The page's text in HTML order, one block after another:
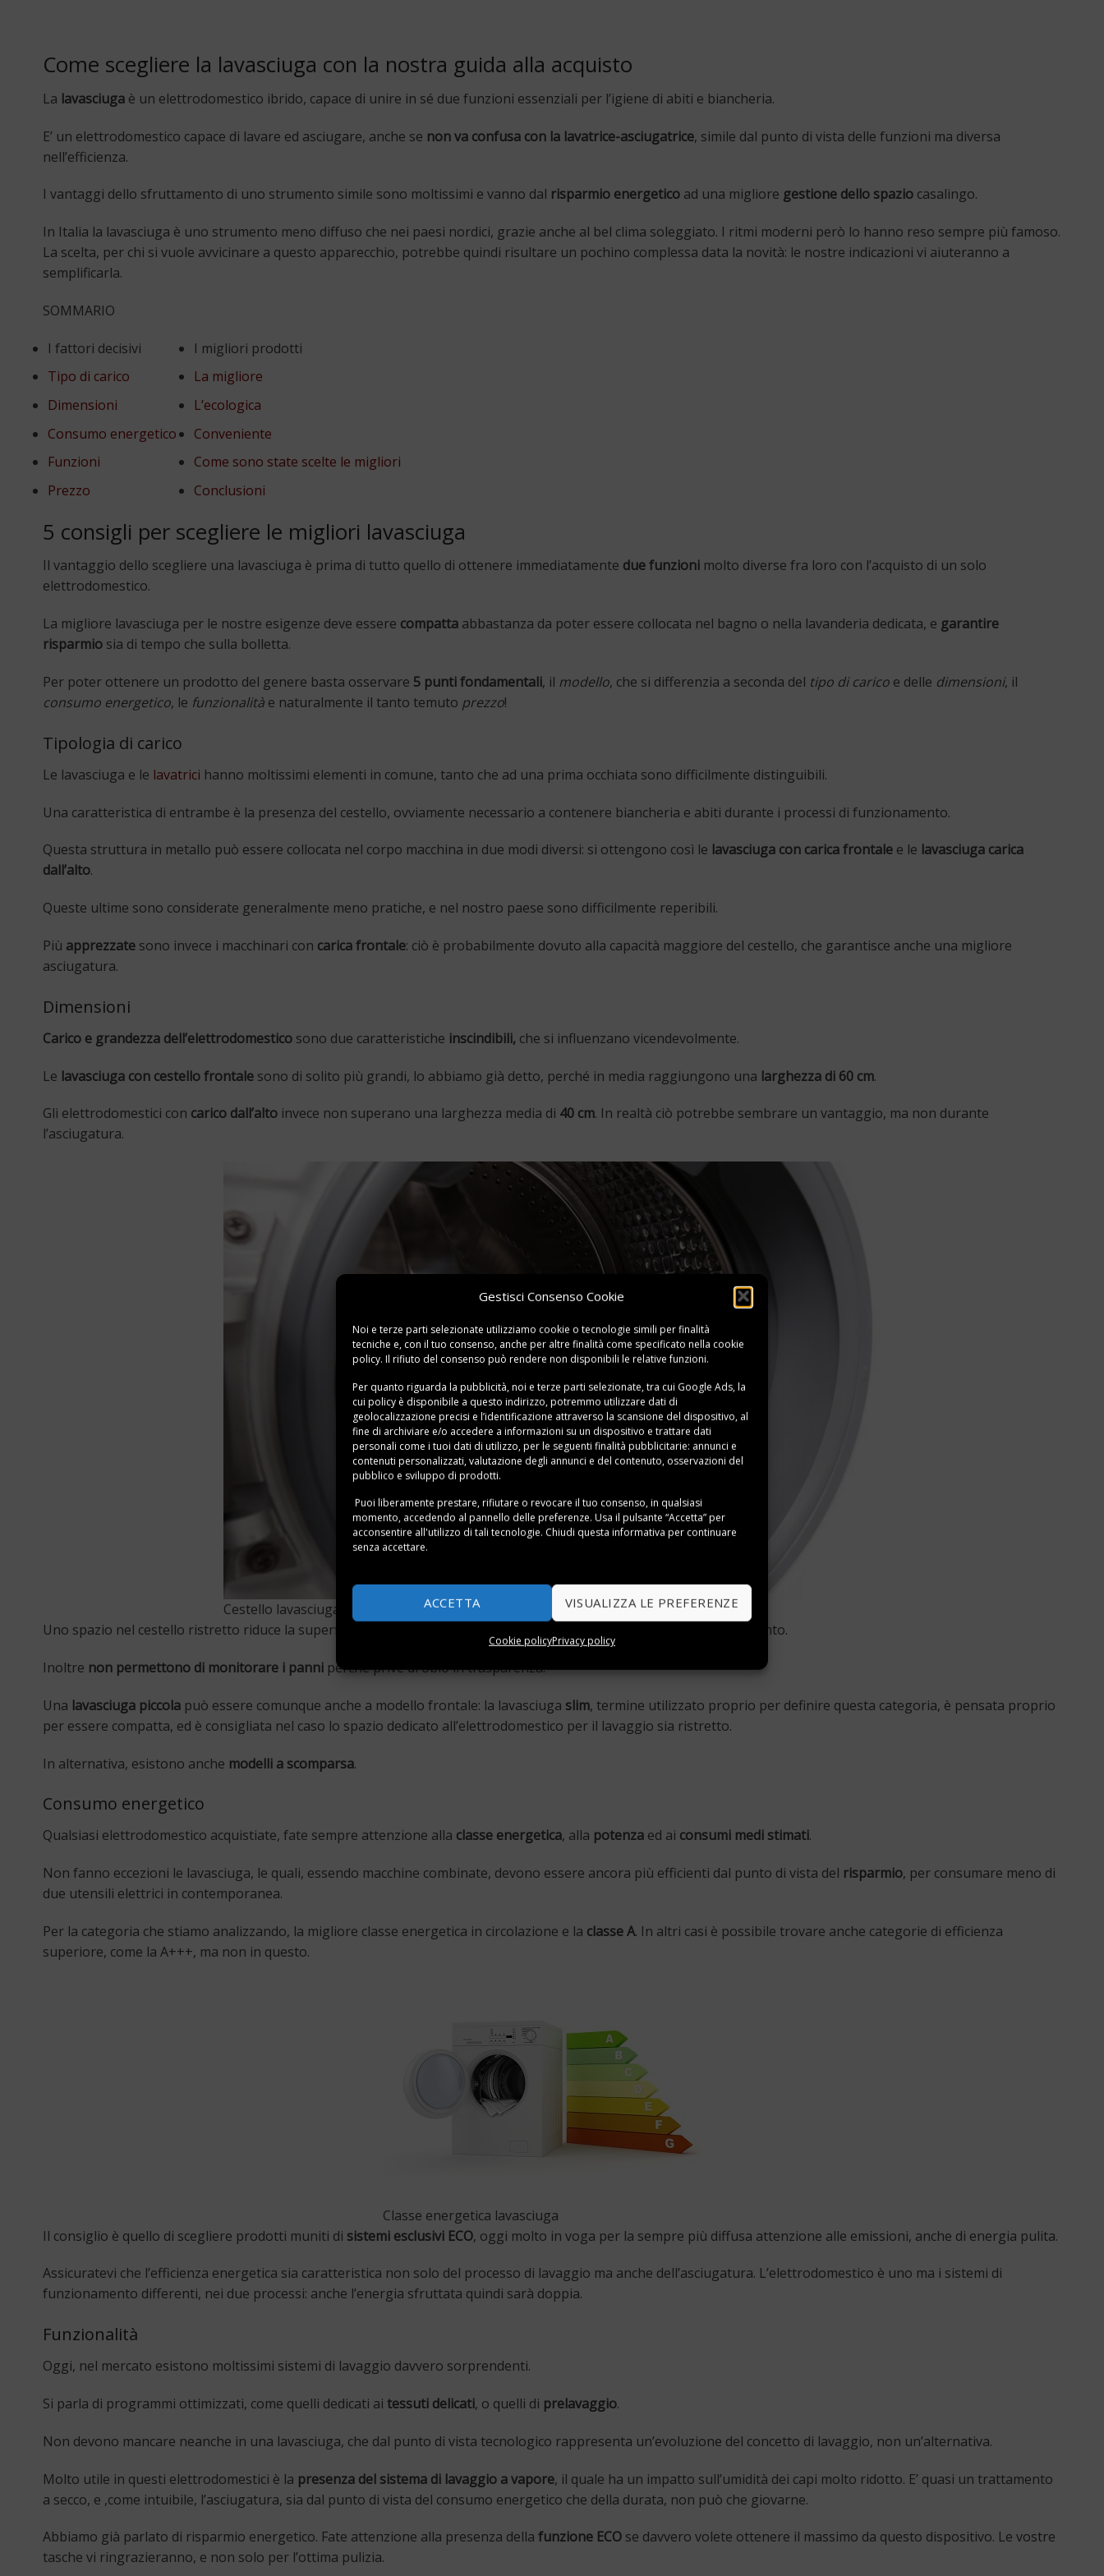
Gestisci Consenso Cookie
Noi e terze parti selezionate utilizziamo cookie o tecnologie simili per finalità
tecniche e, con il tuo consenso, anche per altre finalità come specificato nella cookie
policy. Il rifiuto del consenso può rendere non disponibili le relative funzioni.
Per quanto riguarda la pubblicità, noi e terze parti selezionate, tra cui Google Ads, la
cui policy è disponibile a questo indirizzo, potremmo utilizzare dati di
geolocalizzazione precisi e l’identificazione attraverso la scansione del dispositivo, al
fine di archiviare e/o accedere a informazioni su un dispositivo e trattare dati
personali come i tuoi dati di utilizzo, per le seguenti finalità pubblicitarie: annunci e
contenuti personalizzati, valutazione degli annunci e del contenuto, osservazioni del
pubblico e sviluppo di prodotti.
Puoi liberamente prestare, rifiutare o revocare il tuo consenso, in qualsiasi
momento, accedendo al pannello delle preferenze. Usa il pulsante “Accetta” per
acconsentire all'utilizzo di tali tecnologie. Chiudi questa informativa per continuare
senza accettare.
ACCETTA VISUALIZZA LE PREFERENZE
Cookie policyPrivacy policy
Come scegliere la lavasciuga con la nostra guida alla acquisto
La lavasciuga è un elettrodomestico ibrido, capace di unire in sé due funzioni essenziali per l’igiene di abiti e biancheria.
E’ un elettrodomestico capace di lavare ed asciugare, anche se non va confusa con la lavatrice-asciugatrice, simile dal punto di vista delle funzioni ma diversa
nell’efficienza.
I vantaggi dello sfruttamento di uno strumento simile sono moltissimi e vanno dal risparmio energetico ad una migliore gestione dello spazio casalingo.
In Italia la lavasciuga è uno strumento meno diffuso che nei paesi nordici, grazie anche al bel clima soleggiato. I ritmi moderni però lo hanno reso sempre più famoso.
La scelta, per chi si vuole avvicinare a questo apparecchio, potrebbe quindi risultare un pochino complessa data la novità: le nostre indicazioni vi aiuteranno a
semplificarla.
SOMMARIO
I fattori decisivi
Tipo di carico
Dimensioni
Consumo energetico
Funzioni
Prezzo
I migliori prodotti
La migliore
L’ecologica
Conveniente
Come sono state scelte le migliori
Conclusioni
5 consigli per scegliere le migliori lavasciuga
Il vantaggio dello scegliere una lavasciuga è prima di tutto quello di ottenere immediatamente due funzioni molto diverse fra loro con l’acquisto di un solo
elettrodomestico.
La migliore lavasciuga per le nostre esigenze deve essere compatta abbastanza da poter essere collocata nel bagno o nella lavanderia dedicata, e garantire
risparmio sia di tempo che sulla bolletta.
Per poter ottenere un prodotto del genere basta osservare 5 punti fondamentali, il modello, che si differenzia a seconda del tipo di carico e delle dimensioni, il
consumo energetico, le funzionalità e naturalmente il tanto temuto prezzo!
Tipologia di carico
Le lavasciuga e le lavatrici hanno moltissimi elementi in comune, tanto che ad una prima occhiata sono difficilmente distinguibili.
Una caratteristica di entrambe è la presenza del cestello, ovviamente necessario a contenere biancheria e abiti durante i processi di funzionamento.
Questa struttura in metallo può essere collocata nel corpo macchina in due modi diversi: si ottengono così le lavasciuga con carica frontale e le lavasciuga carica
dall’alto.
Queste ultime sono considerate generalmente meno pratiche, e nel nostro paese sono difficilmente reperibili.
Più apprezzate sono invece i macchinari con carica frontale: ciò è probabilmente dovuto alla capacità maggiore del cestello, che garantisce anche una migliore
asciugatura.
Dimensioni
Carico e grandezza dell’elettrodomestico sono due caratteristiche inscindibili, che si influenzano vicendevolmente.
Le lavasciuga con cestello frontale sono di solito più grandi, lo abbiamo già detto, perché in media raggiungono una larghezza di 60 cm.
Gli elettrodomestici con carico dall’alto invece non superano una larghezza media di 40 cm. In realtà ciò potrebbe sembrare un vantaggio, ma non durante
l’asciugatura.
Cestello lavasciuga
Uno spazio nel cestello ristretto riduce la superficie dei tessuti a contatto con l’aria e rallenta i processi di rinfrescamento.
Inoltre non permettono di monitorare i panni perché prive di oblò in trasparenza.
Una lavasciuga piccola può essere comunque anche a modello frontale: la lavasciuga slim, termine utilizzato proprio per definire questa categoria, è pensata proprio
per essere compatta, ed è consigliata nel caso lo spazio dedicato all’elettrodomestico per il lavaggio sia ristretto.
In alternativa, esistono anche modelli a scomparsa.
Consumo energetico
Qualsiasi elettrodomestico acquistiate, fate sempre attenzione alla classe energetica, alla potenza ed ai consumi medi stimati.
Non fanno eccezioni le lavasciuga, le quali, essendo macchine combinate, devono essere ancora più efficienti dal punto di vista del risparmio, per consumare meno di
due utensili elettrici in contemporanea.
Per la categoria che stiamo analizzando, la migliore classe energetica in circolazione e la classe A. In altri casi è possibile trovare anche categorie di efficienza
superiore, come la A+++, ma non in questo.
Classe energetica lavasciuga
Il consiglio è quello di scegliere prodotti muniti di sistemi esclusivi ECO, oggi molto in voga per la sempre più diffusa attenzione alle emissioni, anche di energia pulita.
Assicuratevi che l’efficienza energetica sia caratteristica non solo del processo di lavaggio ma anche dell’asciugatura. L’elettrodomestico è uno ma i sistemi di
funzionamento differenti, nei due processi: anche l’energia sfruttata quindi sarà doppia.
Funzionalità
Oggi, nel mercato esistono moltissimi sistemi di lavaggio davvero sorprendenti.
Si parla di programmi ottimizzati, come quelli dedicati ai tessuti delicati, o quelli di prelavaggio.
Non devono mancare neanche in una lavasciuga, che dal punto di vista tecnologico rappresenta un’evoluzione del concetto di lavaggio, non un’alternativa.
Molto utile in questi elettrodomestici è la presenza del sistema di lavaggio a vapore, il quale ha un impatto sull’umidità dei capi molto ridotto. E’ quasi un trattamento
a secco, e ,come intuibile, l’asciugatura, sia dal punto di vista del consumo energetico che della durata, non può che giovarne.
Abbiamo già parlato di risparmio energetico. Fate attenzione alla presenza della funzione ECO se davvero volete ottenere il massimo da questo dispositivo. Le vostre
tasche vi ringrazieranno, e non solo per l’ottima pulizia.